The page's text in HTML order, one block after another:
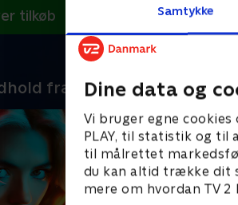
Samtykke
Dine data og
Vi bruger egne
PLAY, til statistik og til
til målrettet
du kan altid trække dit
mere om hvordan TV
tilkøb
fra Disney+